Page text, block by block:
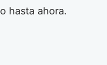
hasta ahora.